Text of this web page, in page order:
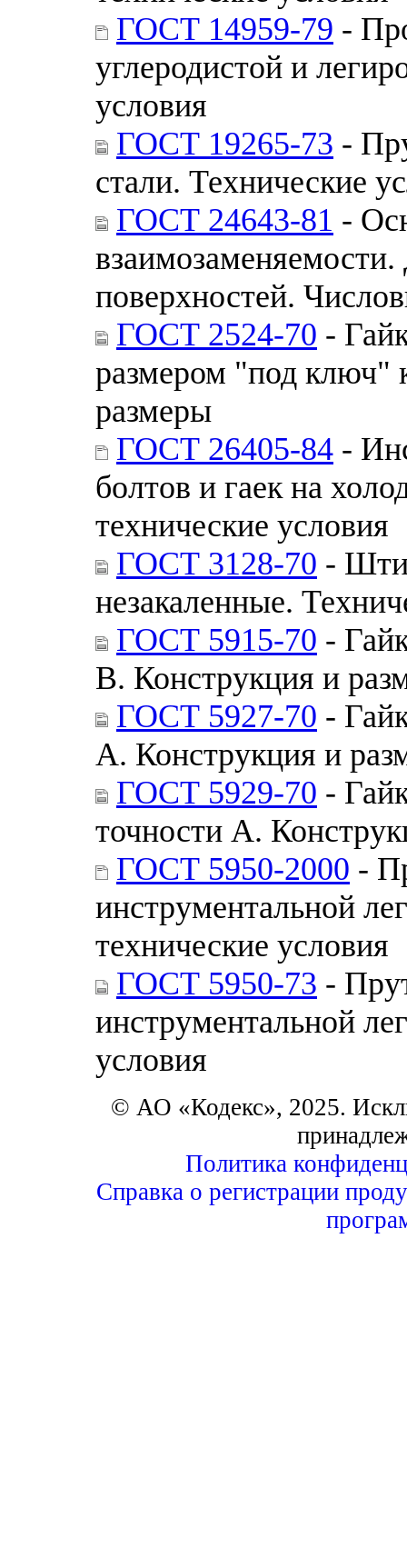
ГОСТ 14959-79 -
углеродистой и
условия
ГОСТ 19265-73 -
стали. Технические
ГОСТ 24643-81 -
поверхностей.
ГОСТ 2524-70 -
размером "под ключ"
размеры
ГОСТ 26405-84 -
болтов и гаек на
технические условия
ГОСТ 3128-70 -
незакаленные.
ГОСТ 5915-70 -
В. Конструкция и
ГОСТ 5927-70 -
А. Конструкция и
ГОСТ 5929-70 -
точности А.
ГОСТ 5950-2000 -
инструментальной
технические условия
ГОСТ 5950-73 -
инструментальной
условия
© АО «Кодекс», 2025.
Политика
Справка о регистрации